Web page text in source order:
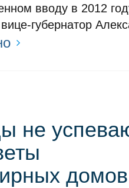
вводу в 2012
губернатор
не
домов